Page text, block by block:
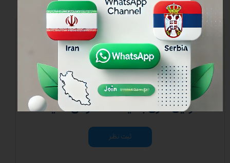
نظرات
هنوز نظری ثبت نشده
اولین نفری باشید که نظر می‌دهید
ثبت نظر